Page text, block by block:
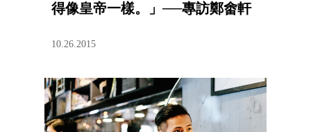
得像皇帝一樣。」──專訪鄭畬軒
10.26.2015